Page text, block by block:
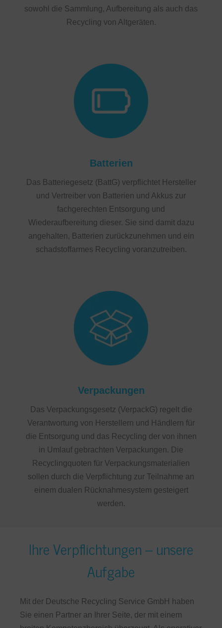
sowohl die Sammlung, Aufbereitung als auch das
Recycling von Altgeräten.
Batterien
Das Batteriegesetz (BattG) verpflichtet Hersteller
und Vertreiber von Batterien und Akkus zur
fachgerechten Entsorgung und
Wiederaufbereitung dieser. Sie sind damit dazu
angehalten, Batterien zurückzunehmen und ein
schadstoffarmes Recycling voranzutreiben.
Verpackungen
Das Verpackungsgesetz (VerpackG) regelt die
Verantwortung von Herstellern und Händlern für
die Entsorgung und das Recycling der von ihnen
in Umlauf gebrachten Verpackungen. Die
Recyclingquoten für Verpackungsmaterialien
sollen durch die Verpflichtung zur Teilnahme an
einem dualen Rücknahmesystem gesteigert
werden.
Ihre Verpflichtungen – unsere
Aufgabe
Mit der Deutsche Recycling Service GmbH haben
Sie einen Partner an Ihrer Seite, der mit einem